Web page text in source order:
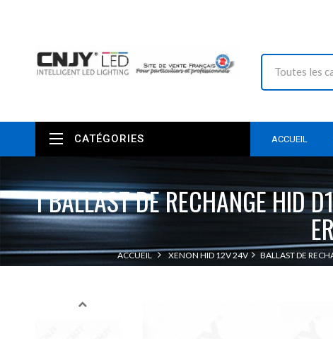
ACCUEIL
CATÉGORIES
1 BALLAST DE RECHANGE HID
ACCUEIL XENON HID 12V 24V BALLAST DE